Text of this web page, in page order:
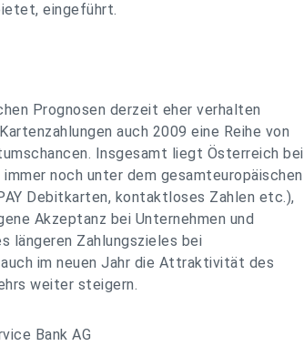
eingeführt.
Prognosen derzeit eher verhalten
auch 2009 eine Reihe von
Insgesamt liegt Österreich bei
noch unter dem gesamteuropäischen
Debitkarten, kontaktloses Zahlen etc.),
Akzeptanz bei Unternehmen und
längeren Zahlungszieles bei
im neuen Jahr die Attraktivität des
weiter steigern.
Bank AG